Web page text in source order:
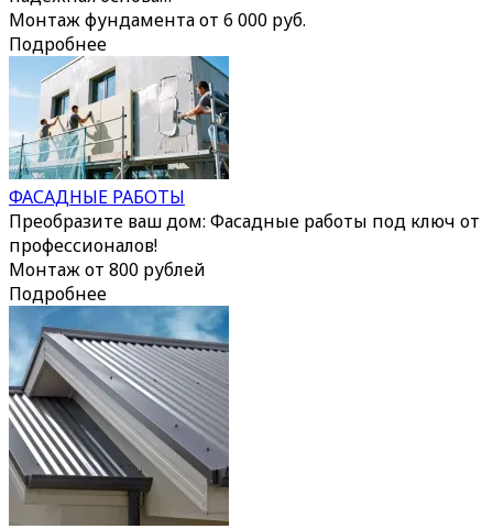
Монтаж фундамента от 6 000 руб.
Подробнее
ФАСАДНЫЕ РАБОТЫ
Преобразите ваш дом: Фасадные работы под ключ от
профессионалов!
Монтаж от 800 рублей
Подробнее